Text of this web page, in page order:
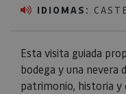
IDIOMAS:
Esta visita guiada
bodega y una nevera
patrimonio, historia y